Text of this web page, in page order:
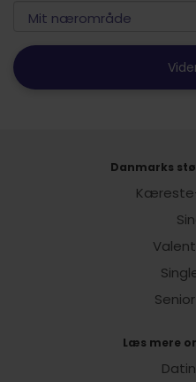
Danmarks
Læs mere